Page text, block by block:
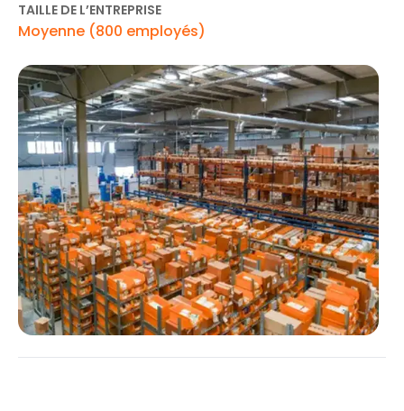
TAILLE DE L’ENTREPRISE
Moyenne (800 employés)